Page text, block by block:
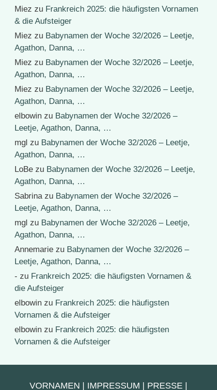
Miez zu Frankreich 2025: die häufigsten Vornamen
& die Aufsteiger
Miez zu Babynamen der Woche 32/2026 – Leetje,
Agathon, Danna, …
Miez zu Babynamen der Woche 32/2026 – Leetje,
Agathon, Danna, …
Miez zu Babynamen der Woche 32/2026 – Leetje,
Agathon, Danna, …
elbowin zu Babynamen der Woche 32/2026 –
Leetje, Agathon, Danna, …
mgl zu Babynamen der Woche 32/2026 – Leetje,
Agathon, Danna, …
LoBe zu Babynamen der Woche 32/2026 – Leetje,
Agathon, Danna, …
Sabrinazu Babynamen der Woche 32/2026 –
Leetje, Agathon, Danna, …
mgl zu Babynamen der Woche 32/2026 – Leetje,
Agathon, Danna, …
Annemarie zu Babynamen der Woche 32/2026 –
Leetje, Agathon, Danna, …
- zu Frankreich 2025: die häufigsten Vornamen &
die Aufsteiger
elbowin zu Frankreich 2025: die häufigsten
Vornamen & die Aufsteiger
elbowin zu Frankreich 2025: die häufigsten
Vornamen & die Aufsteiger
VORNAMEN IMPRESSUM PRESSE